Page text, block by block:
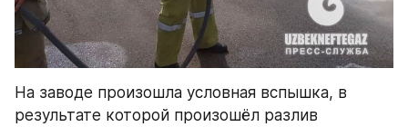
На заводе произошла условная вспышка, в
результате которой произошёл разлив